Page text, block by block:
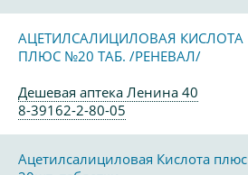
АЦЕТИЛСАЛИЦИЛОВАЯ КИСЛОТА
ПЛЮС №20 ТАБ. /РЕНЕВАЛ/
Дешевая аптека Ленина 40
8-39162-2-80-05
Ацетилсалициловая Кислота плюс